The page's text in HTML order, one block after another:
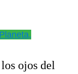
ojos del